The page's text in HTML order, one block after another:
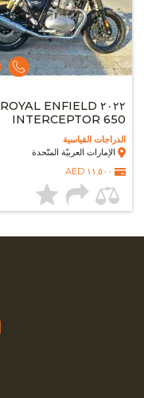
٢٠٢٢ ROYAL ENFIELD
INTERCEPTOR 650
الدراجات القياسية
الإمارات العربيّة المتّحدة
١١,٥٠٠ AED